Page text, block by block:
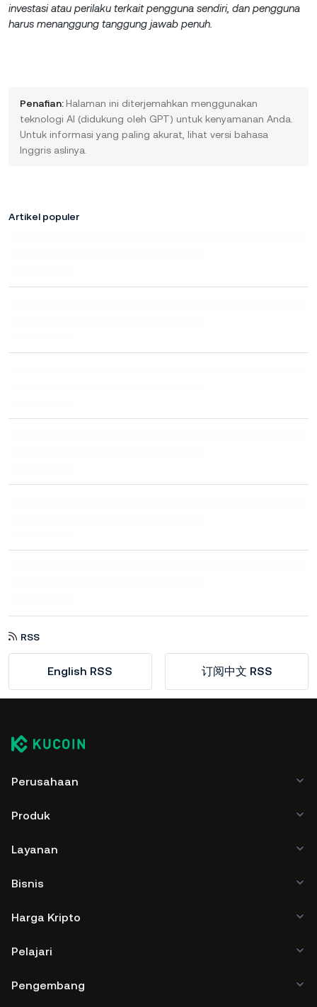
investasi atau perilaku terkait pengguna sendiri, dan pengguna
harus menanggung tanggung jawab penuh.
Penafian: Halaman ini diterjemahkan menggunakan
teknologi AI (didukung oleh GPT) untuk kenyamanan Anda.
Untuk informasi yang paling akurat, lihat versi bahasa
Inggris aslinya.
Artikel populer
RSS
English RSS 订阅中文 RSS
Perusahaan
Produk
Layanan
Bisnis
Harga Kripto
Pelajari
Pengembang